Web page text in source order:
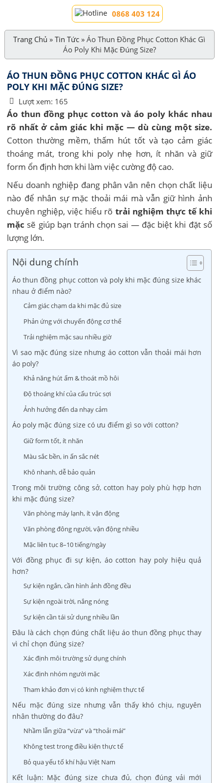
0868 403 124
Trang Chủ »Tin Tức »Áo Thun Đồng Phục Cotton Khác Gì
Áo Poly Khi Mặc Đúng Size?
ÁO THUN ĐỒNG PHỤC COTTON KHÁC GÌ ÁO
POLY KHI MẶC ĐÚNG SIZE?
Lượt xem: 165
Áo thun đồng phục cotton và áo poly khác nhau
rõ nhất ở cảm giác khi mặc — dù cùng một size.
Cotton thường mềm, thấm hút tốt và tạo cảm giác
thoáng mát, trong khi poly nhẹ hơn, ít nhăn và giữ
form ổn định hơn khi làm việc cường độ cao.
Nếu doanh nghiệp đang phân vân nên chọn chất liệu
nào để nhân sự mặc thoải mái mà vẫn giữ hình ảnh
chuyên nghiệp, việc hiểu rõ trải nghiệm thực tế khi
mặc sẽ giúp bạn tránh chọn sai — đặc biệt khi đặt số
lượng lớn.
Nội dung chính
Áo thun đồng phục cotton và poly khi mặc đúng size khác
nhau ở điểm nào?
Cảm giác chạm da khi mặc đủ size
Phản ứng với chuyển động cơ thể
Trải nghiệm mặc sau nhiều giờ
Vì sao mặc đúng size nhưng áo cotton vẫn thoải mái hơn
áo poly?
Khả năng hút ẩm & thoát mồ hôi
Độ thoáng khí của cấu trúc sợi
Ảnh hưởng đến da nhạy cảm
Áo poly mặc đúng size có ưu điểm gì so với cotton?
Giữ form tốt, ít nhăn
Màu sắc bền, in ấn sắc nét
Khô nhanh, dễ bảo quản
Trong môi trường công sở, cotton hay poly phù hợp hơn
khi mặc đúng size?
Văn phòng máy lạnh, ít vận động
Văn phòng đông người, vận động nhiều
Mặc liên tục 8–10 tiếng/ngày
Với đồng phục đi sự kiện, áo cotton hay poly hiệu quả
hơn?
Sự kiện ngắn, cần hình ảnh đồng đều
Sự kiện ngoài trời, nắng nóng
Sự kiện cần tái sử dụng nhiều lần
Đâu là cách chọn đúng chất liệu áo thun đồng phục thay
vì chỉ chọn đúng size?
Xác định môi trường sử dụng chính
Xác định nhóm người mặc
Tham khảo đơn vị có kinh nghiệm thực tế
Nếu mặc đúng size nhưng vẫn thấy khó chịu, nguyên
nhân thường do đâu?
Nhầm lẫn giữa “vừa” và “thoải mái”
Không test trong điều kiện thực tế
Bỏ qua yếu tố khí hậu Việt Nam
Kết luận: Mặc đúng size chưa đủ, chọn đúng vải mới